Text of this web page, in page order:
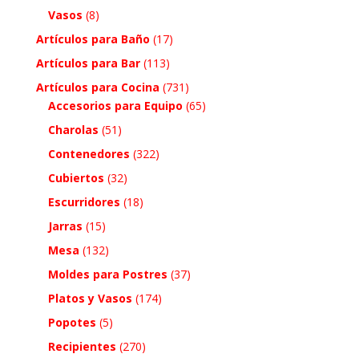
Vasos (8)
Artículos para Baño (17)
Artículos para Bar (113)
Artículos para Cocina (731)
Accesorios para Equipo (65)
Charolas (51)
Contenedores (322)
Cubiertos (32)
Escurridores (18)
Jarras (15)
Mesa (132)
Moldes para Postres (37)
Platos y Vasos (174)
Popotes (5)
Recipientes (270)